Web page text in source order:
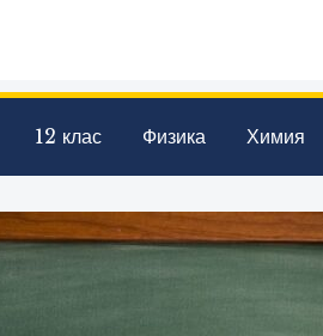
12 клас Физика Химия